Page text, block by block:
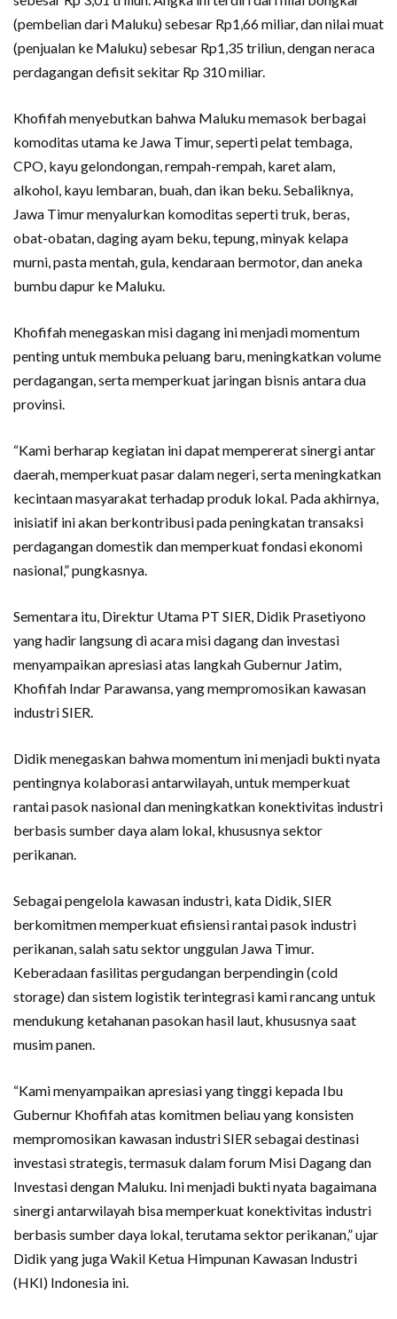
(pembelian dari Maluku) sebesar Rp1,66 miliar, dan nilai muat
(penjualan ke Maluku) sebesar Rp1,35 triliun, dengan neraca
perdagangan defisit sekitar Rp 310 miliar.
Khofifah menyebutkan bahwa Maluku memasok berbagai
komoditas utama ke Jawa Timur, seperti pelat tembaga,
CPO, kayu gelondongan, rempah-rempah, karet alam,
alkohol, kayu lembaran, buah, dan ikan beku. Sebaliknya,
Jawa Timur menyalurkan komoditas seperti truk, beras,
obat-obatan, daging ayam beku, tepung, minyak kelapa
murni, pasta mentah, gula, kendaraan bermotor, dan aneka
bumbu dapur ke Maluku.
Khofifah menegaskan misi dagang ini menjadi momentum
penting untuk membuka peluang baru, meningkatkan volume
perdagangan, serta memperkuat jaringan bisnis antara dua
provinsi.
“Kami berharap kegiatan ini dapat mempererat sinergi antar
daerah, memperkuat pasar dalam negeri, serta meningkatkan
kecintaan masyarakat terhadap produk lokal. Pada akhirnya,
inisiatif ini akan berkontribusi pada peningkatan transaksi
perdagangan domestik dan memperkuat fondasi ekonomi
nasional,” pungkasnya.
Sementara itu, Direktur Utama PT SIER, Didik Prasetiyono
yang hadir langsung di acara misi dagang dan investasi
menyampaikan apresiasi atas langkah Gubernur Jatim,
Khofifah Indar Parawansa, yang mempromosikan kawasan
industri SIER.
Didik menegaskan bahwa momentum ini menjadi bukti nyata
pentingnya kolaborasi antarwilayah, untuk memperkuat
rantai pasok nasional dan meningkatkan konektivitas industri
berbasis sumber daya alam lokal, khususnya sektor
perikanan.
Sebagai pengelola kawasan industri, kata Didik, SIER
berkomitmen memperkuat efisiensi rantai pasok industri
perikanan, salah satu sektor unggulan Jawa Timur.
Keberadaan fasilitas pergudangan berpendingin (cold
storage) dan sistem logistik terintegrasi kami rancang untuk
mendukung ketahanan pasokan hasil laut, khususnya saat
musim panen.
“Kami menyampaikan apresiasi yang tinggi kepada Ibu
Gubernur Khofifah atas komitmen beliau yang konsisten
mempromosikan kawasan industri SIER sebagai destinasi
investasi strategis, termasuk dalam forum Misi Dagang dan
Investasi dengan Maluku. Ini menjadi bukti nyata bagaimana
sinergi antarwilayah bisa memperkuat konektivitas industri
berbasis sumber daya lokal, terutama sektor perikanan,” ujar
Didik yang juga Wakil Ketua Himpunan Kawasan Industri
(HKI) Indonesia ini.